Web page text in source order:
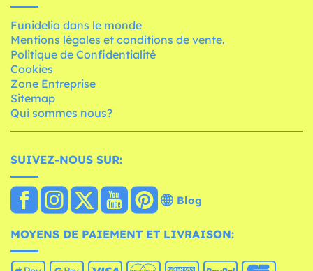
Funidelia dans le monde
Mentions légales et conditions de vente.
Politique de Confidentialité
Cookies
Zone Entreprise
Sitemap
Qui sommes nous?
SUIVEZ-NOUS SUR:
Blog
MOYENS DE PAIEMENT ET LIVRAISON: